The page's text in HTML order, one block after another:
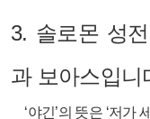
3. 솔로몬 성
과 보아스입니
‘야긴’의 뜻은 ‘저가